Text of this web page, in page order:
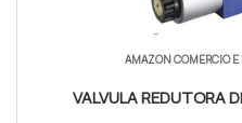
AMAZON COMERCIO E
VALVULA REDUTORA